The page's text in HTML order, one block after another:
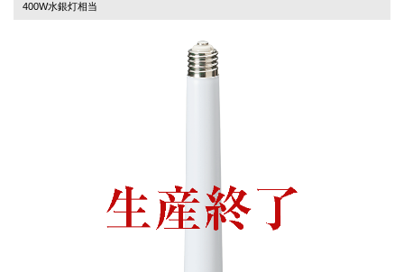
400W水銀灯相当